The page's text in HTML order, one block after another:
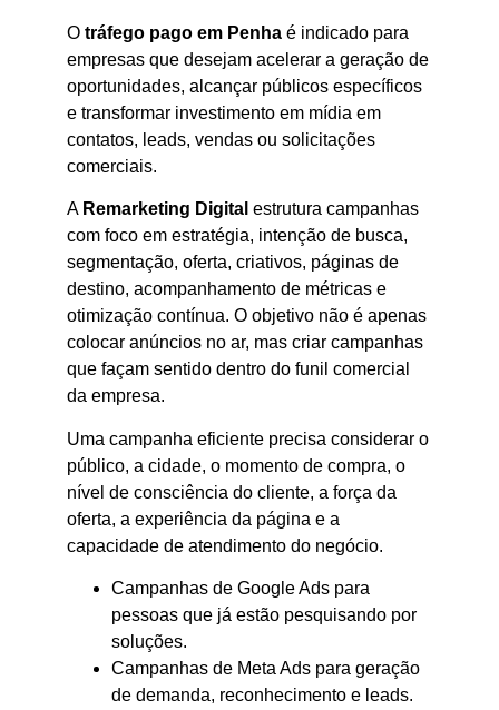
O tráfego pago em Penha é indicado para
empresas que desejam acelerar a geração de
oportunidades, alcançar públicos específicos
e transformar investimento em mídia em
contatos, leads, vendas ou solicitações
comerciais.
A Remarketing Digital estrutura campanhas
com foco em estratégia, intenção de busca,
segmentação, oferta, criativos, páginas de
destino, acompanhamento de métricas e
otimização contínua. O objetivo não é apenas
colocar anúncios no ar, mas criar campanhas
que façam sentido dentro do funil comercial
da empresa.
Uma campanha eficiente precisa considerar o
público, a cidade, o momento de compra, o
nível de consciência do cliente, a força da
oferta, a experiência da página e a
capacidade de atendimento do negócio.
Campanhas de Google Ads para
pessoas que já estão pesquisando por
soluções.
Campanhas de Meta Ads para geração
de demanda, reconhecimento e leads.